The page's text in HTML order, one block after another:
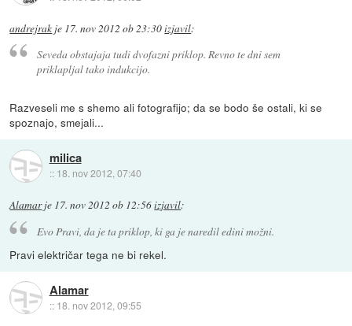
andrejrak je 17. nov 2012 ob 23:30izjavil:
Seveda obstajaja tudi dvofazni priklop. Revno te dni sem
priklapljal tako indukcijo.
Razveseli me s shemo ali fotografijo; da se bodo še ostali, ki se
spoznajo, smejali...
milica
:: 18. nov 2012, 07:40
Alamarje 17. nov 2012 ob 12:56izjavil:
Evo Pravi, da je ta priklop, ki ga je naredil edini možni.
Pravi električar tega ne bi rekel.
Alamar
:: 18. nov 2012, 09:55